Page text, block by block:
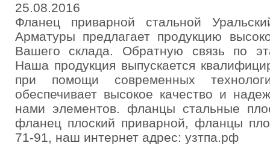
25.08.2016
Фланец приварной стальной
Арматуры предлагает продукцию
Вашего склада. Обратную связь по
Наша продукция выпускается
при помощи современных
обеспечивает высокое качество и
нами элементов. фланцы стальные
фланец плоский приварной, фланцы
71-91, наш интернет адрес: узтпа.рф